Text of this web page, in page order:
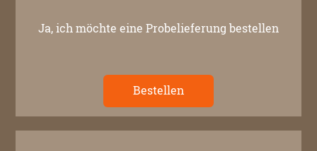
Ja, ich möchte eine Probelieferung bestellen
Bestellen